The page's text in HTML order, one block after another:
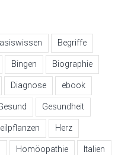
Begriffe
Bingen Biographie
Diagnose ebook
Gesundheit
Herz
Homöopathie Italien